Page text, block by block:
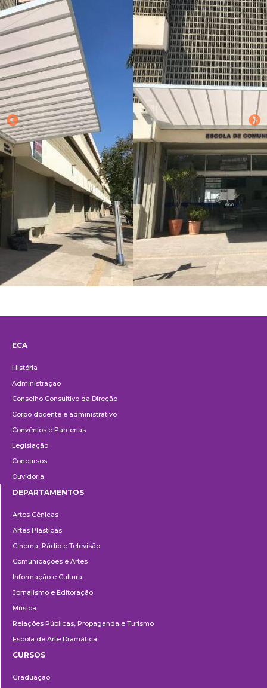
ECA
História
Administração
Conselho Consultivo da Direção
Corpo docente e administrativo
Convênios e Parcerias
Legislação
Concursos
Ouvidoria
DEPARTAMENTOS
Artes Cênicas
Artes Plásticas
Cinema, Rádio e Televisão
Comunicações e Artes
Informação e Cultura
Jornalismo e Editoração
Música
Relações Públicas, Propaganda e Turismo
Escola de Arte Dramática
CURSOS
Graduação